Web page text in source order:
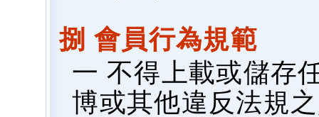
捌 會員行為規範
一 不得上載或儲存
博或其他違反法規